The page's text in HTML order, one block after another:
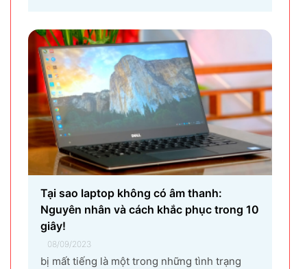
máy tính...
Tại sao laptop không có âm thanh:
Nguyên nhân và cách khắc phục trong 10
giây!
08/09/2023
bị mất tiếng là một trong những tình trạng